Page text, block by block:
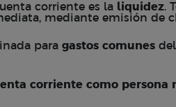
corriente es la liquidez.
mediante emisión de
para gastos comunes
corriente como persona